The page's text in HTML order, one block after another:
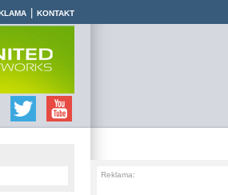
KONTAKT
Reklama: